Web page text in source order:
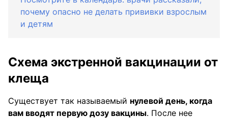
почему опасно не делать прививки взрослым
и детям
Схема экстренной вакцинации от
клеща
Существует так называемый нулевой день, когда
вам вводят первую дозу вакцины. После нее